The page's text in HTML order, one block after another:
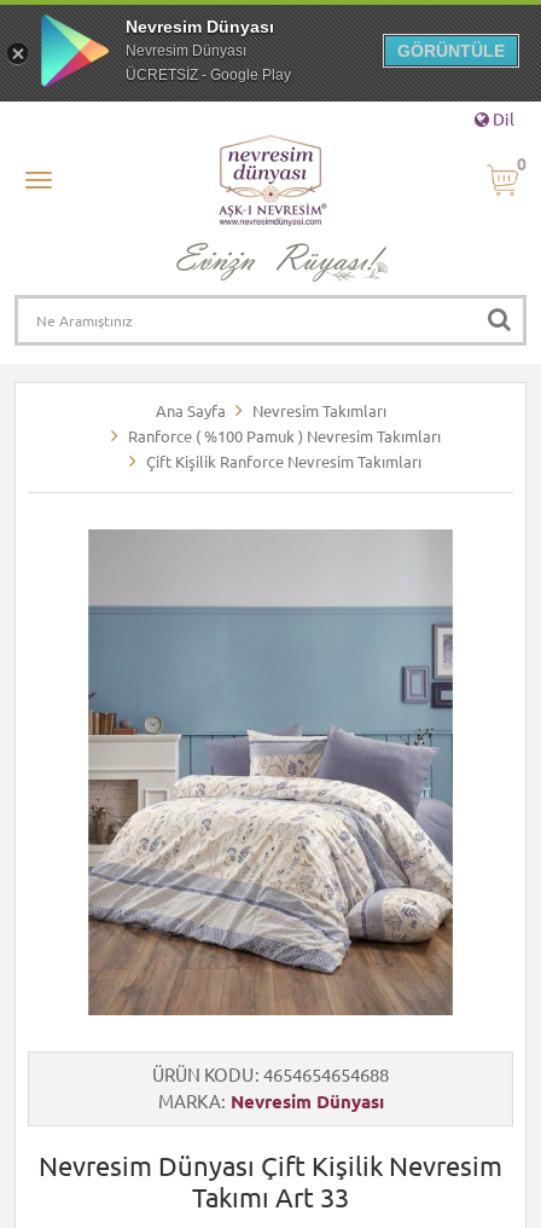
Dil
0
Ana Sayfa
Nevresim Takımları
Ranforce ( %100 Pamuk ) Nevresim Takımları
Çift Kişilik Ranforce Nevresim Takımları
ÜRÜN KODU 4654654654688
MARKA Nevresim Dünyası
Nevresim Dünyası Çift Kişilik Nevresim
Takımı Art 33
Nevresim Dünyası
Nevresim Dünyası
ÜCRETSİZ - Google Play
GÖRÜNTÜLE